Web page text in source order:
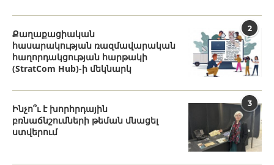
2
Քաղաքացիական
հասարակության ռազմավարական
հաղորդակցության հարթակի
(StratCom Hub)-ի մեկնարկ
3
Ինչո՞ւ է խորհրդային
բռնաճնշումների թեման մնացել
ստվերում